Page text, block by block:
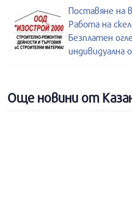
Поставяне на
Работа на
Безплатен
индивидуална
Още новини от